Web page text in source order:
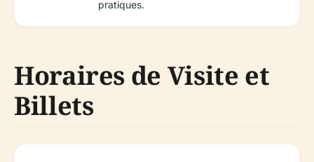
pratiques.
Horaires de Visite et
Billets